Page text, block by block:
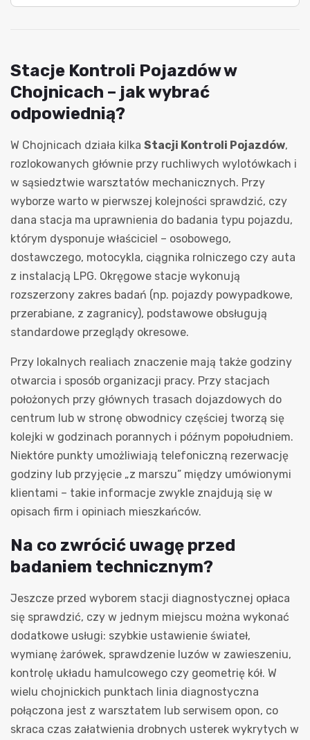
Stacje Kontroli Pojazdów w
Chojnicach – jak wybrać
odpowiednią?
W Chojnicach działa kilka Stacji Kontroli Pojazdów,
rozlokowanych głównie przy ruchliwych wylotówkach i
w sąsiedztwie warsztatów mechanicznych. Przy
wyborze warto w pierwszej kolejności sprawdzić, czy
dana stacja ma uprawnienia do badania typu pojazdu,
którym dysponuje właściciel – osobowego,
dostawczego, motocykla, ciągnika rolniczego czy auta
z instalacją LPG. Okręgowe stacje wykonują
rozszerzony zakres badań (np. pojazdy powypadkowe,
przerabiane, z zagranicy), podstawowe obsługują
standardowe przeglądy okresowe.
Przy lokalnych realiach znaczenie mają także godziny
otwarcia i sposób organizacji pracy. Przy stacjach
położonych przy głównych trasach dojazdowych do
centrum lub w stronę obwodnicy częściej tworzą się
kolejki w godzinach porannych i późnym popołudniem.
Niektóre punkty umożliwiają telefoniczną rezerwację
godziny lub przyjęcie „z marszu” między umówionymi
klientami – takie informacje zwykle znajdują się w
opisach firm i opiniach mieszkańców.
Na co zwrócić uwagę przed
badaniem technicznym?
Jeszcze przed wyborem stacji diagnostycznej opłaca
się sprawdzić, czy w jednym miejscu można wykonać
dodatkowe usługi: szybkie ustawienie świateł,
wymianę żarówek, sprawdzenie luzów w zawieszeniu,
kontrolę układu hamulcowego czy geometrię kół. W
wielu chojnickich punktach linia diagnostyczna
połączona jest z warsztatem lub serwisem opon, co
skraca czas załatwienia drobnych usterek wykrytych w